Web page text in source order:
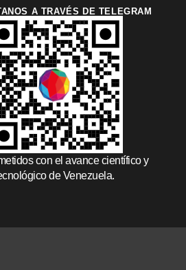
A TRAVÉS DE TELEGRAM
con el avance científico y
de Venezuela.